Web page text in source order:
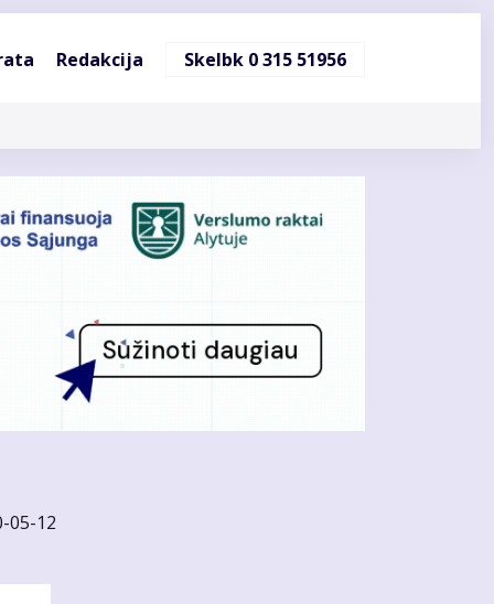
Redakcija Skelbk 0 315 51956
05-12